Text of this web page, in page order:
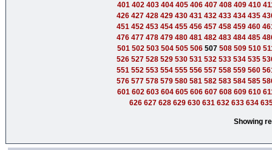
401 402 403 404 405 406 407 408 409 410
426 427 428 429 430 431 432 433 434 435
451 452 453 454 455 456 457 458 459 460
476 477 478 479 480 481 482 483 484 485
501 502 503 504 505 506507 508 509 510
526 527 528 529 530 531 532 533 534 535
551 552 553 554 555 556 557 558 559 560
576 577 578 579 580 581 582 583 584 585
601 602 603 604 605 606 607 608 609 610
626 627 628 629 630 631 632 633 634
Showing